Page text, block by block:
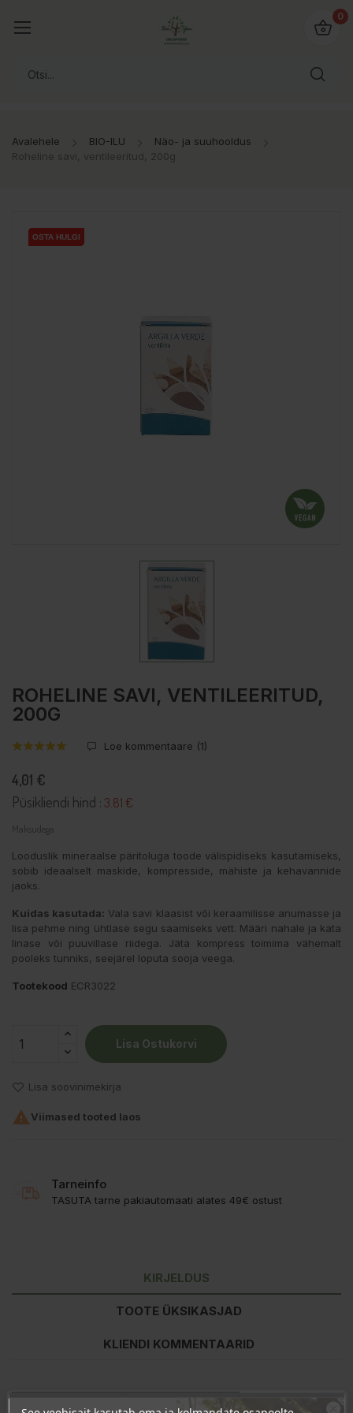
0
Avalehele BIO-ILU
Näo- ja suuhooldus
Roheline savi, ventileeritud, 200g
OSTA HULGI
OSTA HULGI
ROHELINE SAVI, VENTILEERITUD,
200G
Loe kommentaare (1)
4,01 €
Püsikliendi hind : 3.81 €
Maksudega
Looduslik mineraalse päritoluga toode välispidiseks kasutamiseks,
sobib ideaalselt maskide, kompresside, mähiste ja kehavannide
jaoks.
Kuidas kasutada: Vala savi klaasist või keraamilisse anumasse ja
lisa pehme ning ühtlase segu saamiseks vett. Määri nahale ja kata
linase või puuvillase riidega. Jäta kompress toimima vähemalt
pooleks tunniks, seejärel loputa sooja veega.
Tootekood ECR3022
Lisa Ostukorvi
Lisa soovinimekirja
 Viimased tooted laos
Tarneinfo
TASUTA tarne pakiautomaati alates 49€ ostust
KIRJELDUS
TOOTE ÜKSIKASJAD
KLIENDI KOMMENTAARID